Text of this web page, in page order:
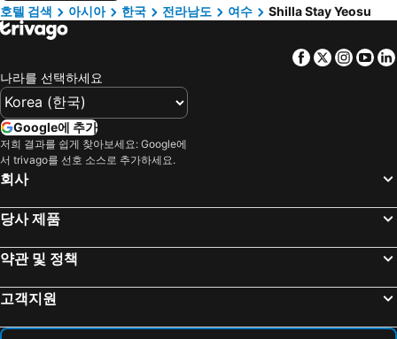
호텔 검색
아시아 한국 전라남도 여수 Shilla Stay Yeosu
Facebook
Twitter
나라를 선택하세요
Google에 추가
저희 결과를 쉽게 찾아보세요: Google에
서 trivago를 선호 소스로 추가하세요.
회사
당사 제품
약관 및 정책
고객지원